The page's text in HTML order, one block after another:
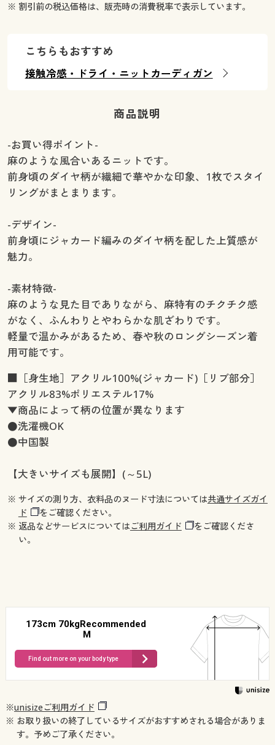
※ 割引前の税込価格は、販売時の消費税率で表示しています。
こちらもおすすめ
接触冷感・ドライ・ニットカーディガン
商品説明
-お買い得ポイント-
麻のような風合いあるニットです。
前身頃のダイヤ柄が繊細で華やかな印象、1枚でスタイ
リングがまとまります。
-デザイン-
前身頃にジャカード編みのダイヤ柄を配した上質感が
魅力。
-素材特徴-
麻のような見た目でありながら、麻特有のチクチク感
がなく、ふんわりとやわらかな肌ざわりです。
軽量で温かみがあるため、春や秋のロングシーズン着
用可能です。
■［身生地］アクリル100%(ジャカード)［リブ部分］
アクリル83%ポリエステル17%
▼商品によって柄の位置が異なります
●洗濯機OK
●中国製
【大きいサイズも展開】(～5L)
※ サイズの測り方、衣料品のヌード寸法については共通サイズガイ
ド
をご確認ください。
※ 返品などサービスについてはご利用ガイド
をご確認くださ
い。
173cm 70kgRecommended
M
Find out more on your body type
※unisizeご利用ガイド
※ お取り扱いの終了しているサイズがおすすめされる場合がありま
す。予めご了承ください。